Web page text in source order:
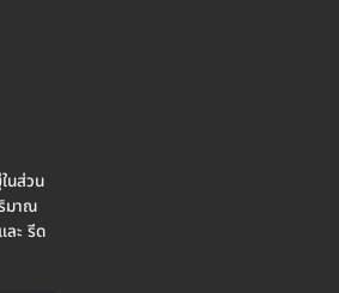
นส่วน
มาณ
ละ รีด